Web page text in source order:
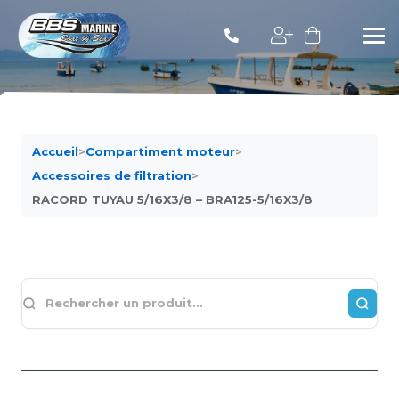
Accueil>Compartiment moteur>
Accessoires de filtration>
RACORD TUYAU 5/16X3/8 – BRA125-5/16X3/8